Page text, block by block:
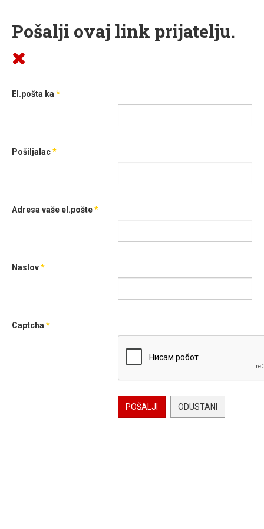
Pošalji ovaj link prijatelju.
El.pošta ka *
Pošiljalac*
Adresa vaše el.pošte*
Naslov*
Captcha *
POŠALJI ODUSTANI